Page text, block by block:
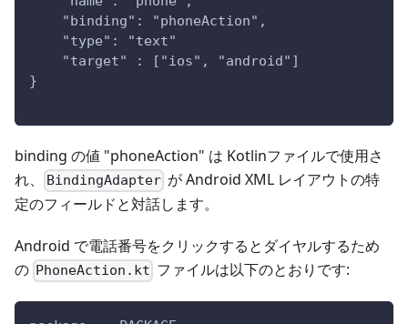
    "binding": "phoneAction",
    "type": "text"
    "target" : ["ios", "android"]
}
binding の値 "phoneAction" は Kotlinファイルで使用さ
れ、
BindingAdapter が Android XML レイアウトの特
定のフィールドと対話します。
Android で電話番号をクリックするとダイヤルするため
の PhoneAction.kt ファイルは以下のとおりです: